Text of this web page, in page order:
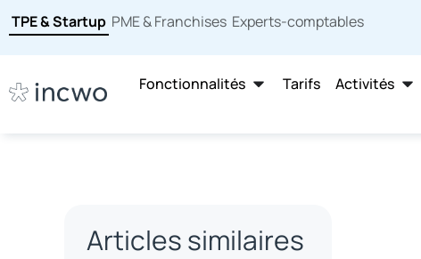
TPE & Startup PME & Franchises Experts-comptables
Fonctionnalités Tarifs Activités
Articles similaires